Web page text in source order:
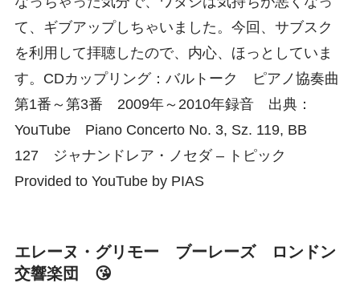
て、ギブアップしちゃいました。今回、サブスク
を利用して拝聴したので、内心、ほっとしていま
す。CDカップリング：バルトーク ピアノ協奏曲
第1番～第3番 2009年～2010年録音 出典：
YouTube Piano Concerto No. 3, Sz. 119, BB
127 ジャナンドレア・ノセダ – トピック
Provided to YouTube by PIAS
エレーヌ・グリモー ブーレーズ ロンドン
交響楽団 😘